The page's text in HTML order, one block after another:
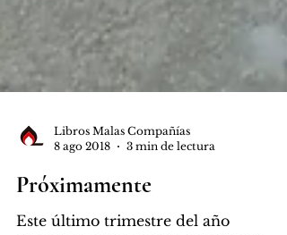
8 ago 2018
3 min de lectura
Próximamente